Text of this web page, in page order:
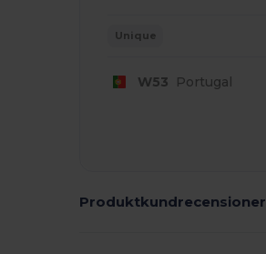
Unique
W53 Portugal
Produktkundrecensioner